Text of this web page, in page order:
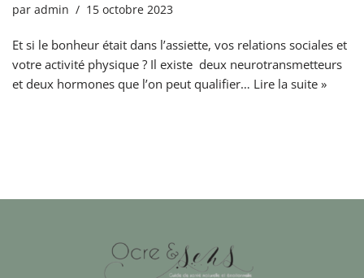
par admin 15 octobre 2023
Et si le bonheur était dans l’assiette, vos relations sociales et
votre activité physique ? Il existe deux neurotransmetteurs
et deux hormones que l’on peut qualifier… Lire la suite »